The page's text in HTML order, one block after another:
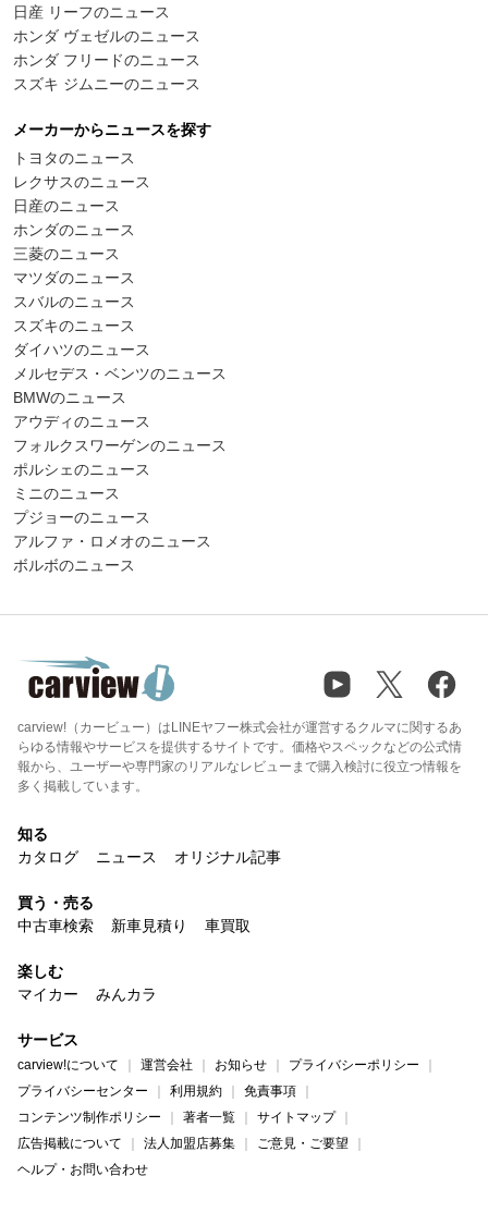
日産 リーフのニュース
ホンダ ヴェゼルのニュース
ホンダ フリードのニュース
スズキ ジムニーのニュース
メーカーからニュースを探す
トヨタのニュース
レクサスのニュース
日産のニュース
ホンダのニュース
三菱のニュース
マツダのニュース
スバルのニュース
スズキのニュース
ダイハツのニュース
メルセデス・ベンツのニュース
BMWのニュース
アウディのニュース
フォルクスワーゲンのニュース
ポルシェのニュース
ミニのニュース
プジョーのニュース
アルファ・ロメオのニュース
ボルボのニュース
carview!（カービュー）はLINEヤフー株式会社が運営するクルマに関するあ
らゆる情報やサービスを提供するサイトです。価格やスペックなどの公式情
報から、ユーザーや専門家のリアルなレビューまで購入検討に役立つ情報を
多く掲載しています。
知る
カタログ
ニュース オリジナル記事
買う・売る
中古車検索
新車見積り 車買取
楽しむ
マイカー
みんカラ
サービス
carview!について 運営会社 お知らせ
プライバシーポリシー
プライバシーセンター
利用規約
免責事項
コンテンツ制作ポリシー
著者一覧
サイトマップ
広告掲載について
法人加盟店募集
ご意見・ご要望
ヘルプ・お問い合わせ